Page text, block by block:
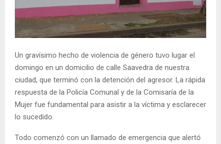
Un gravísimo hecho de violencia de género tuvo lugar el
domingo en un domicilio de calle Saavedra de nuestra
ciudad, que terminó con la detención del agresor. La rápida
respuesta de la Policía Comunal y de la Comisaría de la
Mujer fue fundamental para asistir a la víctima y esclarecer
lo sucedido.
Todo comenzó con un llamado de emergencia que alertó